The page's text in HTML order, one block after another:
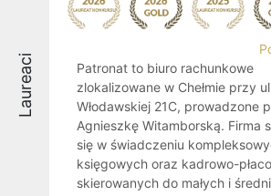
Laureaci
Patronat to biuro rachunkowe
zlokalizowane w Chełmie przy
Włodawskiej 21C, prowadzone
Agnieszkę Witamborską. Firma
się w świadczeniu
księgowych oraz kadrowo-
skierowanych do małych i